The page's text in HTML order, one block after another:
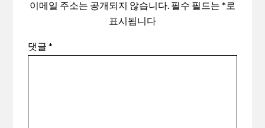
이메일 주소는 공개되지 않습니다. 필수 필드는 *로
표시됩니다
댓글*